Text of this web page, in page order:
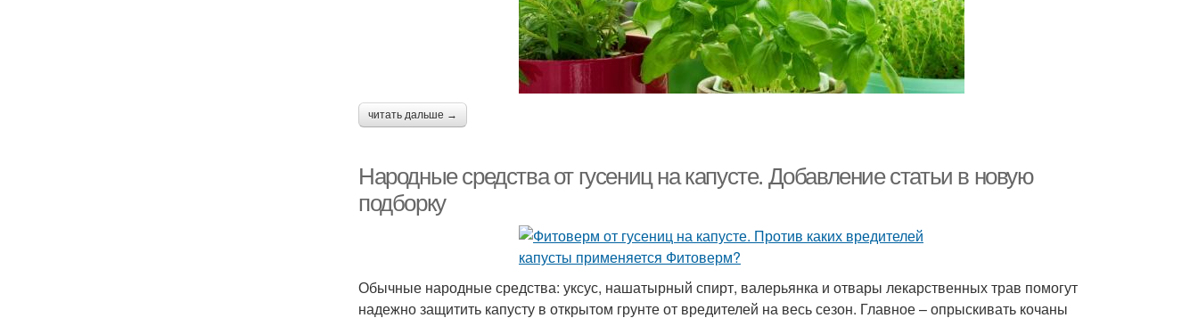
читать дальше →
Народные средства от гусениц на капусте. Добавление статьи в новую
подборку
Обычные народные средства: уксус, нашатырный спирт, валерьянка и отвары лекарственных трав помогут
надежно защитить капусту в открытом грунте от вредителей на весь сезон. Главное – опрыскивать кочаны